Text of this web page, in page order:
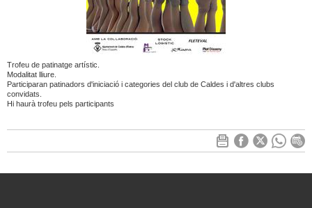
Trofeu de patinatge artístic.
Modalitat lliure.
Participaran patinadors d'iniciació i categories del club de Caldes i d'altres clubs
convidats.
Hi haurà trofeu pels participants